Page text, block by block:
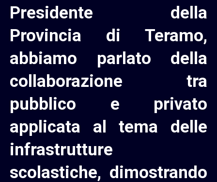
Presidente della
Provincia di Teramo,
abbiamo parlato della
collaborazione tra
pubblico e privato
applicata al tema delle
infrastrutture
scolastiche, dimostrando